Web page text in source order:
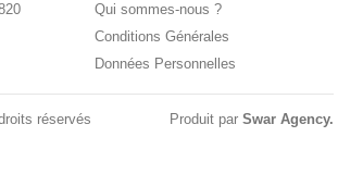
Qui sommes-nous ?
Conditions Générales
Données Personnelles
réservés
Produit par Swar Agency.